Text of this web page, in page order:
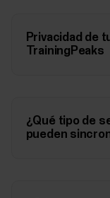
Privacidad de
TrainingPeaks
¿Qué tipo de
pueden